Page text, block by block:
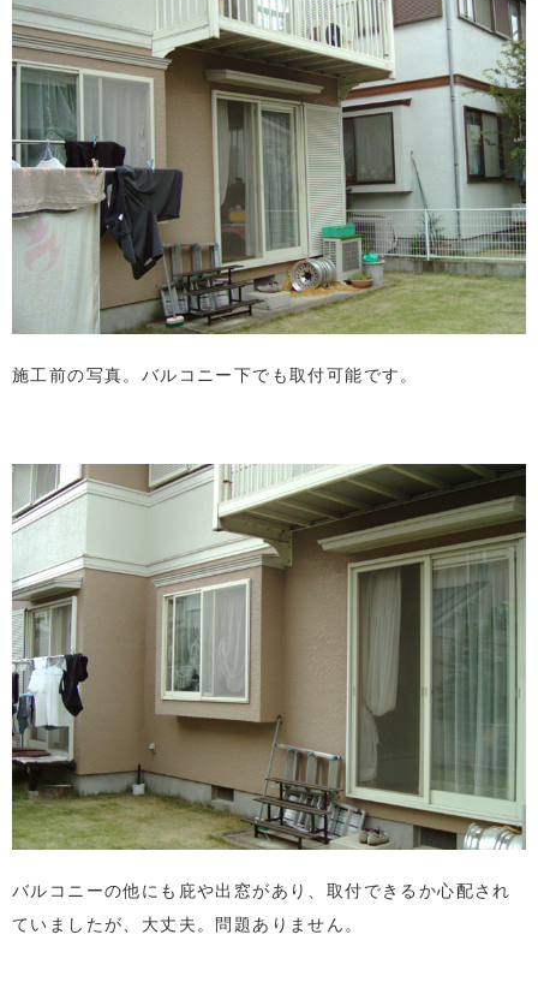
施工前の写真。バルコニー下でも取付可能です。
バルコニーの他にも庇や出窓があり、取付できるか心配され
ていましたが、大丈夫。問題ありません。